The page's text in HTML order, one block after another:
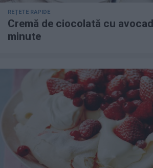
REȚETE RAPIDE
Cremă de ciocolată cu
minute